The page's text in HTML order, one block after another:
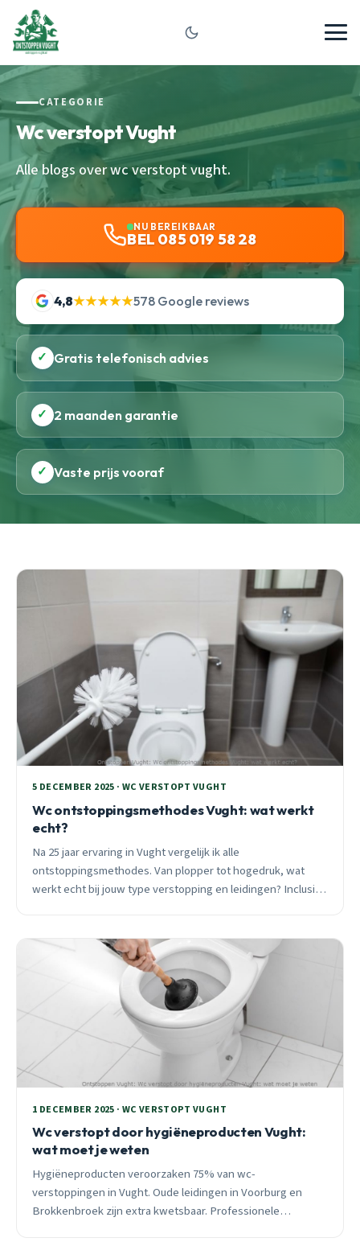
CATEGORIE
Wc verstopt Vught
Alle blogs over wc verstopt vught.
NU BEREIKBAAR
BEL 085 019 58 28
4,8★★★★★578 Google reviews
✓ Gratis telefonisch advies
✓ 2 maanden garantie
✓ Vaste prijs vooraf
5 DECEMBER 2025 · WC VERSTOPT VUGHT
Wc ontstoppingsmethodes Vught: wat werkt
echt?
Na 25 jaar ervaring in Vught vergelijk ik alle
ontstoppingsmethodes. Van plopper tot hogedruk, wat
werkt echt bij jouw type verstopping en leidingen? Inclusief
1 DECEMBER 2025 · WC VERSTOPT VUGHT
Wc verstopt door hygiëneproducten Vught:
wat moet je weten
Hygiëneproducten veroorzaken 75% van wc-
verstoppingen in Vught. Oude leidingen in Voorburg en
Brokkenbroek zijn extra kwetsbaar. Professionele